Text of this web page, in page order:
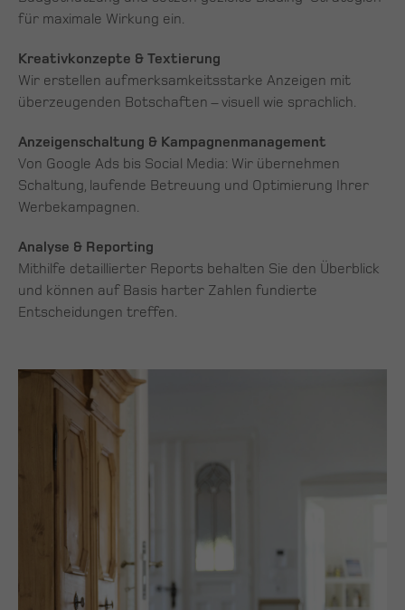
für maximale Wirkung ein.
Kreativkonzepte & Textierung
Wir erstellen aufmerksamkeitsstarke Anzeigen mit
überzeugenden Botschaften – visuell wie sprachlich.
Anzeigenschaltung & Kampagnenmanagement
Von Google Ads bis Social Media: Wir übernehmen
Schaltung, laufende Betreuung und Optimierung Ihrer
Werbekampagnen.
Analyse & Reporting
Mithilfe detaillierter Reports behalten Sie den Überblick
und können auf Basis harter Zahlen fundierte
Entscheidungen treffen.